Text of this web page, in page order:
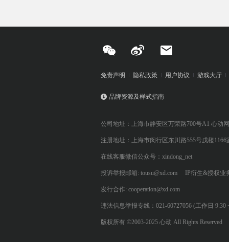
免责声明 隐私政策 用户协议 游戏大厅
品牌资源及样式指南
公司地址：上海市静安区万荣路700号A1 心动
注册地址：上海市闵行区东川路555号戊楼1166
在线客服微信公众号：xindong_net
投诉举报邮箱: tousu@xd.com IP衍生&授权业
发行合作: cooperation@xd.com
违法信息举报专线：021-60727056 (工作日 9:30
版权所有 ©2003-2025 心动 All Rights Reserved